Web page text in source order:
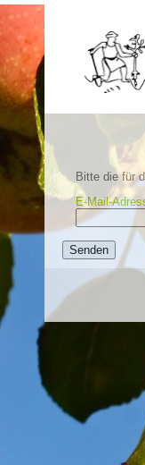
Bitte die für
E-Mail-
Senden